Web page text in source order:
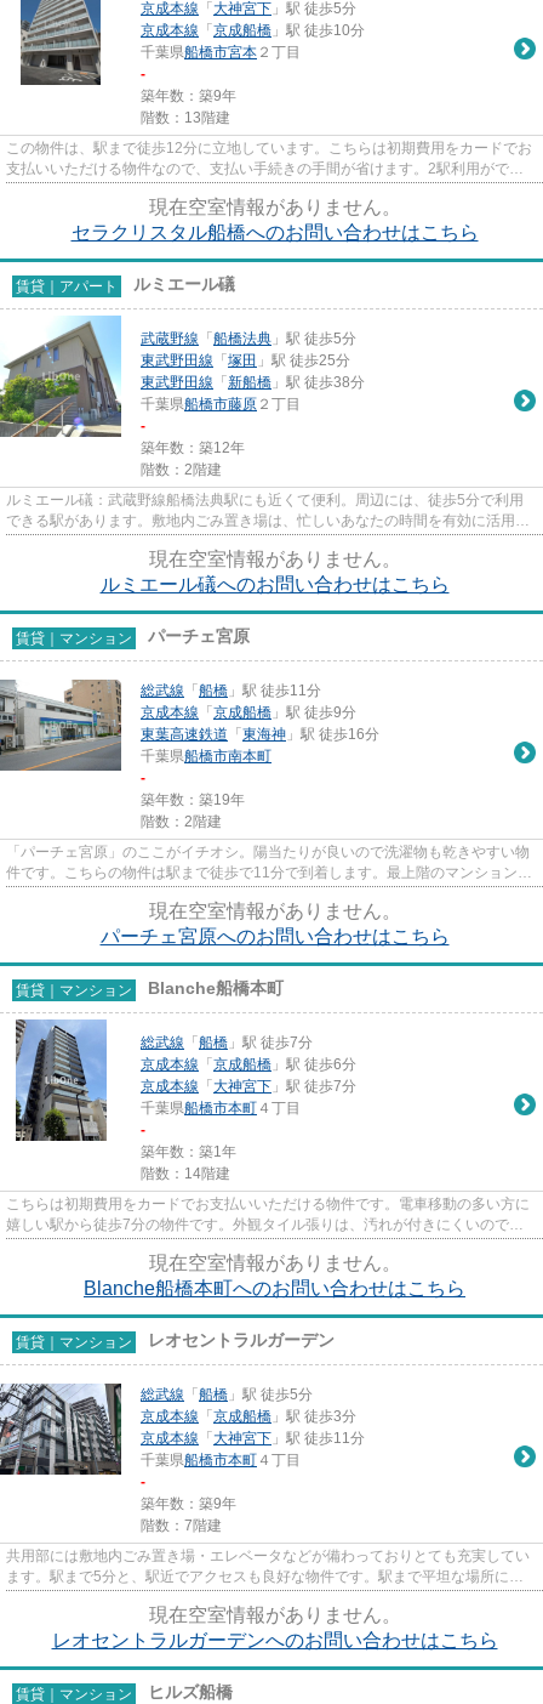
京成本線 「 大神宮下 」駅 徒歩5分
京成本線 「 京成船橋 」駅 徒歩10分
千葉県船橋市宮本 ２丁目
-
築年数：築9年
階数：13階建
この物件は、駅まで徒歩12分に立地しています。こちらは初期費用をカードでお
支払いいただける物件なので、支払い手続きの手間が省けます。2駅利用ができ
現在空室情報がありません。
セラクリスタル船橋へのお問い合わせはこちら
賃貸｜アパート ルミエール礒
武蔵野線 「 船橋法典 」駅 徒歩5分
東武野田線 「 塚田 」駅 徒歩25分
東武野田線 「 新船橋 」駅 徒歩38分
千葉県船橋市藤原 ２丁目
-
築年数：築12年
階数：2階建
ルミエール礒：武蔵野線船橋法典駅にも近くて便利。周辺には、徒歩5分で利用
できる駅があります。敷地内ごみ置き場は、忙しいあなたの時間を有効に活用で
現在空室情報がありません。
ルミエール礒へのお問い合わせはこちら
賃貸｜マンション パーチェ宮原
総武線 「 船橋 」駅 徒歩11分
京成本線 「 京成船橋 」駅 徒歩9分
東葉高速鉄道 「 東海神 」駅 徒歩16分
千葉県船橋市南本町
-
築年数：築19年
階数：2階建
「パーチェ宮原」のここがイチオシ。陽当たりが良いので洗濯物も乾きやすい物
件です。こちらの物件は駅まで徒歩で11分で到着します。最上階のマンションで
現在空室情報がありません。
パーチェ宮原へのお問い合わせはこちら
賃貸｜マンション Blanche船橋本町
総武線 「 船橋 」駅 徒歩7分
京成本線 「 京成船橋 」駅 徒歩6分
京成本線 「 大神宮下 」駅 徒歩7分
千葉県船橋市本町 ４丁目
-
築年数：築1年
階数：14階建
こちらは初期費用をカードでお支払いいただける物件です。電車移動の多い方に
嬉しい駅から徒歩7分の物件です。外観タイル張りは、汚れが付きにくいのでい
現在空室情報がありません。
Blanche船橋本町へのお問い合わせはこちら
賃貸｜マンション レオセントラルガーデン
総武線 「 船橋 」駅 徒歩5分
京成本線 「 京成船橋 」駅 徒歩3分
京成本線 「 大神宮下 」駅 徒歩11分
千葉県船橋市本町 ４丁目
-
築年数：築9年
階数：7階建
共用部には敷地内ごみ置き場・エレベータなどが備わっておりとても充実してい
ます。駅まで5分と、駅近でアクセスも良好な物件です。駅まで平坦な場所に位
現在空室情報がありません。
レオセントラルガーデンへのお問い合わせはこちら
賃貸｜マンション ヒルズ船橋